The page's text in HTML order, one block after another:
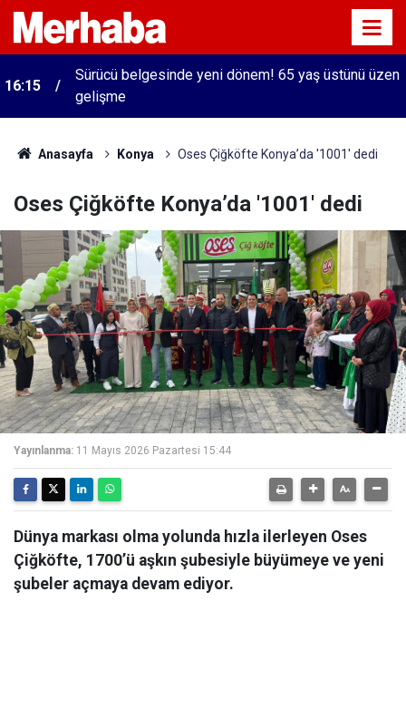
16:15
Sürücü belgesinde yeni dönem! 65 yaş üstünü üzen
gelişme
Anasayfa Konya Oses Çiğköfte Konya’da '1001' dedi
Oses Çiğköfte Konya’da '1001' dedi
Yayınlanma: 11 Mayıs 2026 Pazartesi 15:44
Dünya markası olma yolunda hızla ilerleyen Oses
Çiğköfte, 1700’ü aşkın şubesiyle büyümeye ve yeni
şubeler açmaya devam ediyor.